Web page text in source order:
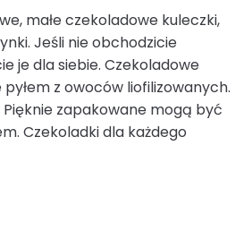
małe czekoladowe kuleczki,
Jeśli nie obchodzicie
je dla siebie. Czekoladowe
z owoców liofilizowanych.
zapakowane mogą być
Czekoladki dla każdego